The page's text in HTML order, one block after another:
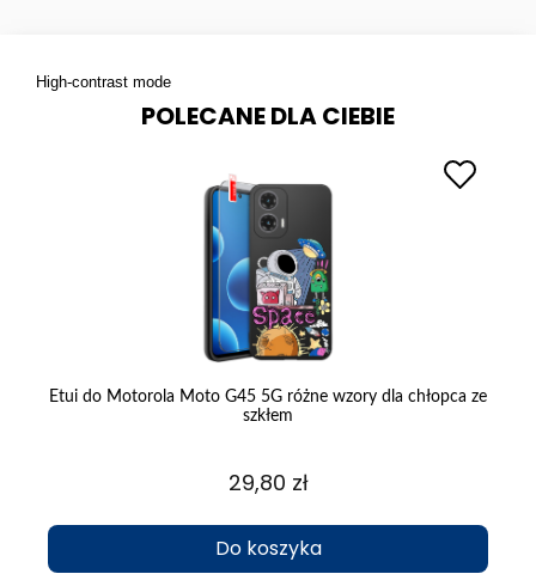
High-contrast mode
POLECANE DLA CIEBIE
Etui do Motorola Moto G45 5G różne wzory dla chłopca ze
szkłem
29,80 zł
Do koszyka